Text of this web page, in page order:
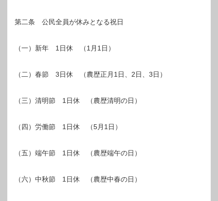
第二条 公民全員が休みとなる祝日
（一）新年 1日休 （1月1日）
（二）春節 3日休 （農歴正月1日、2日、3日）
（三）清明節 1日休 （農歴清明の日）
（四）労働節 1日休 （5月1日）
（五）端午節 1日休 （農歴端午の日）
（六）中秋節 1日休 （農歴中春の日）